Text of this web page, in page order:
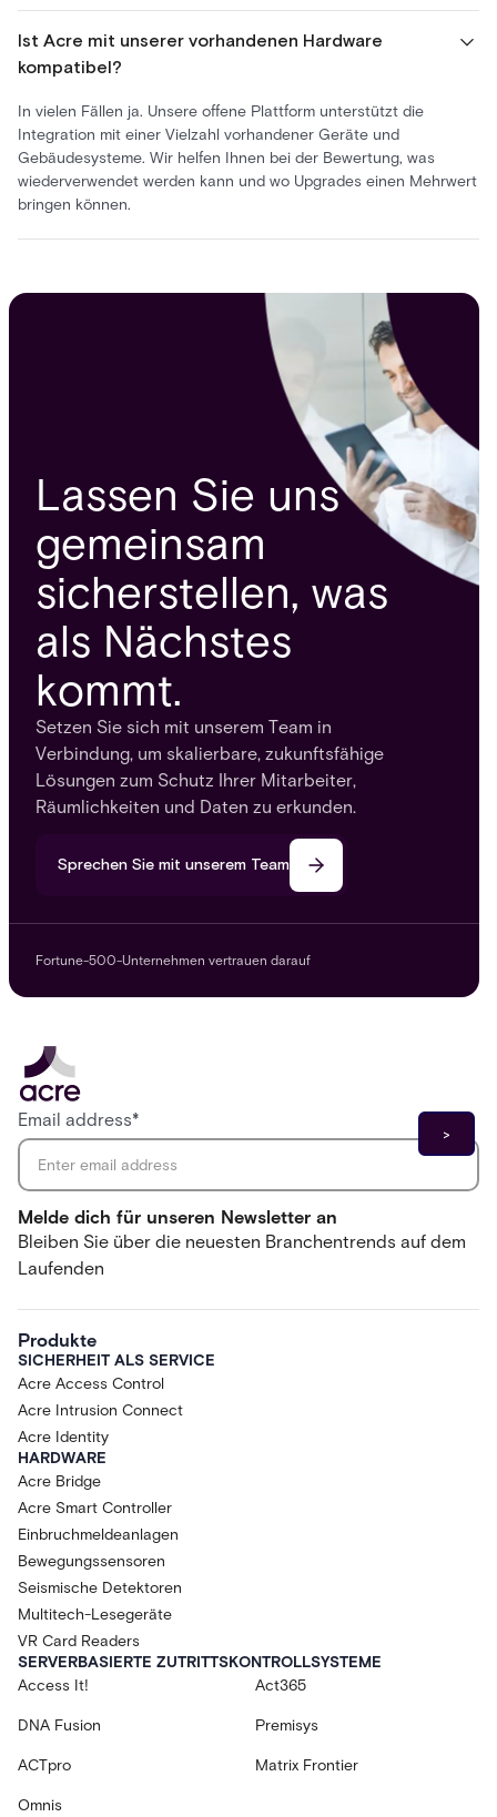
Ist Acre mit unserer vorhandenen Hardware
kompatibel?
In vielen Fällen ja. Unsere offene Plattform unterstützt die
Integration mit einer Vielzahl vorhandener Geräte und
Gebäudesysteme. Wir helfen Ihnen bei der Bewertung, was
wiederverwendet werden kann und wo Upgrades einen Mehrwert
bringen können.
Lassen Sie uns
gemeinsam
sicherstellen, was
als Nächstes
kommt.
Setzen Sie sich mit unserem Team in
Verbindung, um skalierbare, zukunftsfähige
Lösungen zum Schutz Ihrer Mitarbeiter,
Räumlichkeiten und Daten zu erkunden.
Sprechen Sie mit unserem Team
Fortune-500-Unternehmen vertrauen darauf
Melde dich für unseren Newsletter an
Bleiben Sie über die neuesten Branchentrends auf dem
Laufenden
Email address*
Produkte
SICHERHEIT ALS SERVICE
Acre Access Control
Acre Intrusion Connect
Acre Identity
HARDWARE
Acre Bridge
Acre Smart Controller
Einbruchmeldeanlagen
Bewegungssensoren
Seismische Detektoren
Multitech-Lesegeräte
VR Card Readers
SERVERBASIERTE ZUTRITTSKONTROLLSYSTEME
Access It!
Act365
DNA Fusion Premisys
ACTpro Matrix Frontier
Omnis